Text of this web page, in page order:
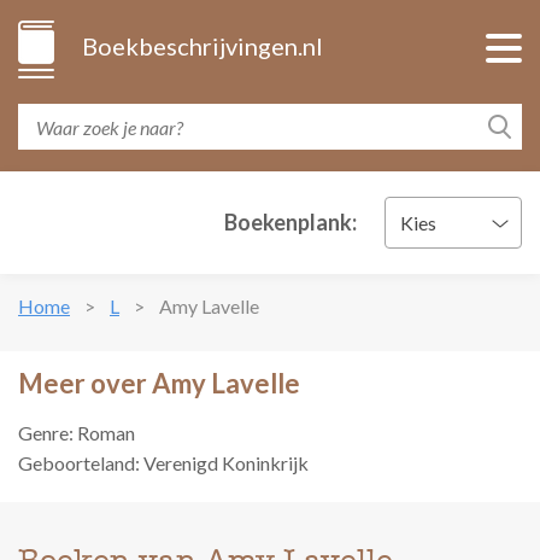
Boekbeschrijvingen.nl
Boekenplank: Kies
Home L Amy Lavelle
Meer over Amy Lavelle
Genre: Roman
Geboorteland: Verenigd Koninkrijk